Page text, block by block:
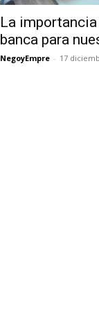
La
banca para
NegoyEmpre - 17